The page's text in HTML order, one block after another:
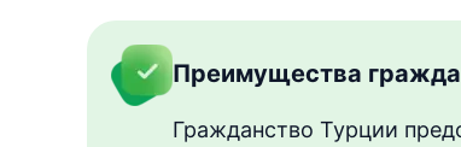
Преимущества
Гражданство Турции